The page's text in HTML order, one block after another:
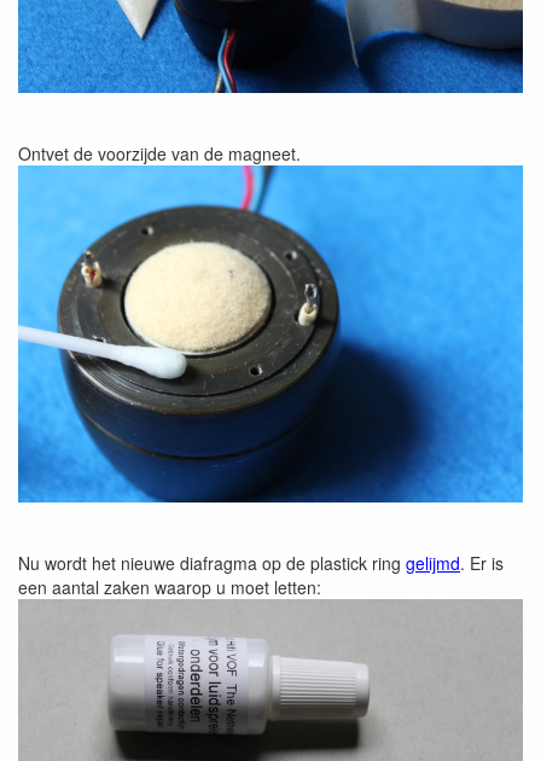
Ontvet de voorzijde van de magneet.
Nu wordt het nieuwe diafragma op de plastick ring gelijmd. Er is
een aantal zaken waarop u moet letten: